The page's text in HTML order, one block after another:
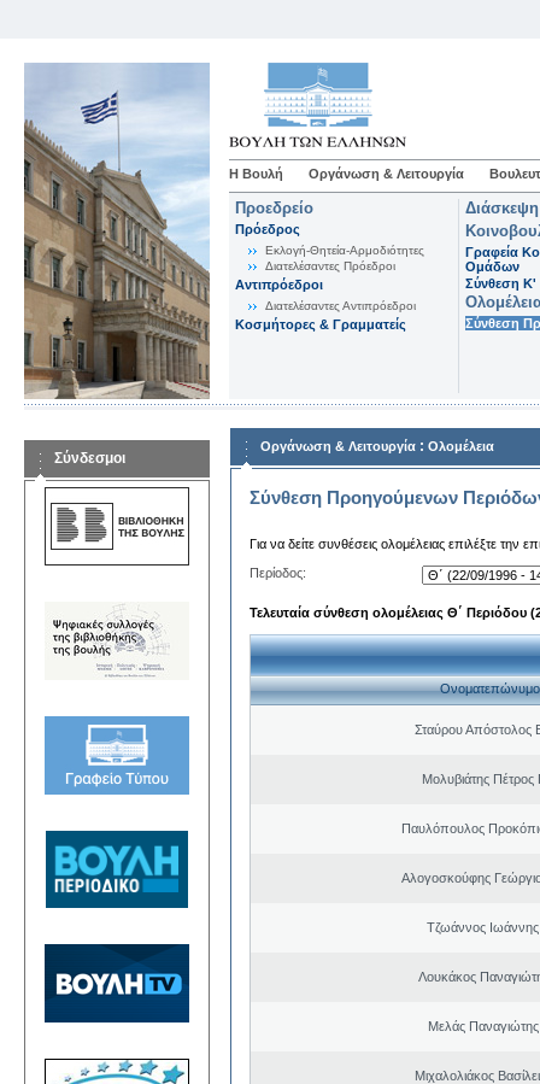
Η Βουλή Οργάνωση & Λειτουργία
Προεδρείο
Πρόεδρος
Εκλογή-Θητεία-Αρμοδιότητες
Διατελέσαντες Πρόεδροι
Αντιπρόεδροι
Διατελέσαντες Αντιπρόεδροι
Κοσμήτορες & Γραμματείς
Γραφεία
Ομάδων
Σύνθεση K'
Σύνθεση
Σύνδεσμοι
Οργάνωση & Λειτουργία : Ολομέλεια
Σύνθεση Προηγούμενων
Για να δείτε συνθέσεις ολομέλειας επιλέξτε την
Περίοδος:
Τελευταία σύνθεση ολομέλειας Θ΄ Περιόδου
Ονοματεπώνυμο
Σταύρου Απόστολος
Μολυβιάτης Πέτρος
Παυλόπουλος
Αλογοσκούφης
Τζωάννος Ιωάννης
Λουκάκος
Μελάς
Μιχαλολιάκος